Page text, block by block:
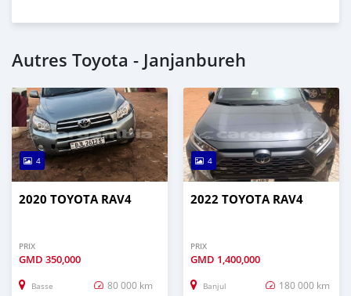
Autres Toyota - Janjanbureh
4
2020 TOYOTA RAV4
PRIX
GMD 350,000
Basse 80 000 km
4
2022 TOYOTA RAV4
PRIX
GMD 1,400,000
Banjul 180 000 km